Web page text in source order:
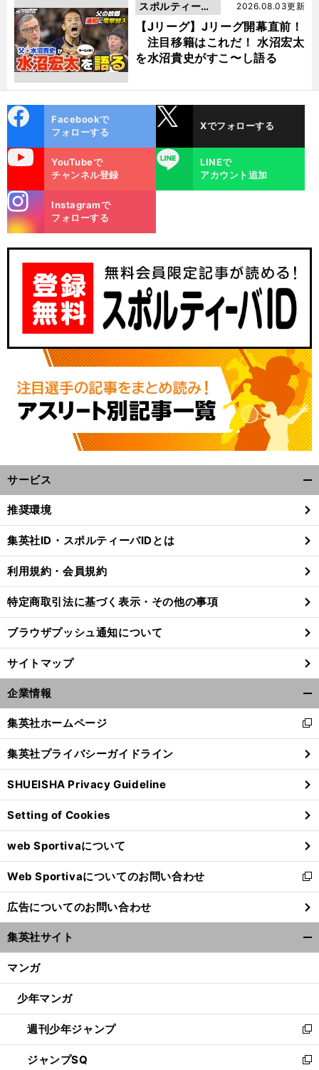
【Jリーグ】Jリーグ開幕直前！
注目移籍はこれだ！ 水沼宏太
を水沼貴史がすこ〜し語る
2026.08.03更新
スポルティーバ
動画
ok
Facebookで
フォローする
Xでフォローする
YouTubeで
チャンネル登録
LINE
LINEで
アカウント追加
m
Instagramで
フォローする
サービス
閉
る
推奨環境
集英社ID・スポルティーバIDとは
利用規約・会員規約
特定商取引法に基づく表示・その他の事項
ブラウザプッシュ通知について
サイトマップ
企業情報
閉
る
集英社ホームページ
新
し
い
ウ
ィ
ン
ド
ウ
で
開
く
集英社プライバシーガイドライン
SHUEISHA Privacy Guideline
Setting of Cookies
web Sportivaについて
Web Sportivaについてのお問い合わせ
新
し
い
ウ
ィ
ン
ウ
開
く
広告についてのお問い合わせ
集英社サイト
マンガ
少年マンガ
週刊少年ジャンプ
新
し
い
ジャンプSQ
新